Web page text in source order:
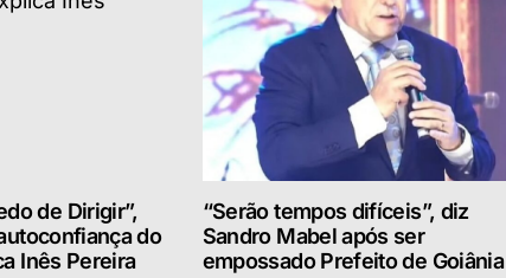
de Dirigir”,
do
Inês Pereira
“Serão tempos difíceis”, diz
Sandro Mabel após ser
empossado Prefeito de Goiânia